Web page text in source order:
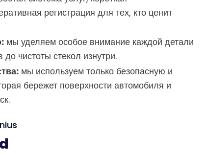
регистрация для тех, кто ценит
мы уделяем особое внимание каждой детали
чистоты стекол изнутри.
мы используем только безопасную и
бережет поверхности автомобиля и